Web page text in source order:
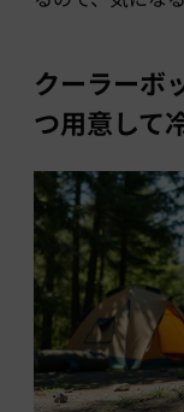
クーラーボ
つ用意して